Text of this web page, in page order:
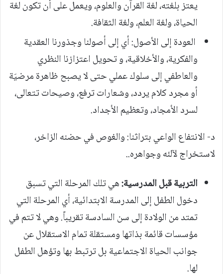
يعتز بلغته، لغة القرآن والعلوم، ويعمل على أن تكون لغة
الحياة، ولغة العلم، ولغة الثقافة.
العودة إلى الأصول: أي إلى أصولنا وجذورنا العقدية
والفكرية، والأخلاقية، و تحويل اعتزازنا النظري
والعاطفي إلى سلوك عملي حتى لا يصبح ظاهرة مرضيَة
أو مجرد كلام يردد، وشعارات ترفع، وصيحات تتعالى،
لسرد الأمجاد، وتعظيم الأجداد.
د- الانتفاع الواعي بتراثنا: والغوص في حضنه الزاخر،
لاستخراج لآلئه وجواهره..
التربية قبل المدرسية:هي تلك المرحلة التي تسبق
دخول الطفل إلى المدرسة الابتدائية، أي المرحلة التي
تمتد من الولادة إلى سن السادسة تقريباً. وهي لا تتم في
مؤسسات قائمة بذاتها ومستقلة تمام الاستقلال عن
جوانب الحياة الاجتماعية بل ترتبط بها وتؤهل الطفل
لها.